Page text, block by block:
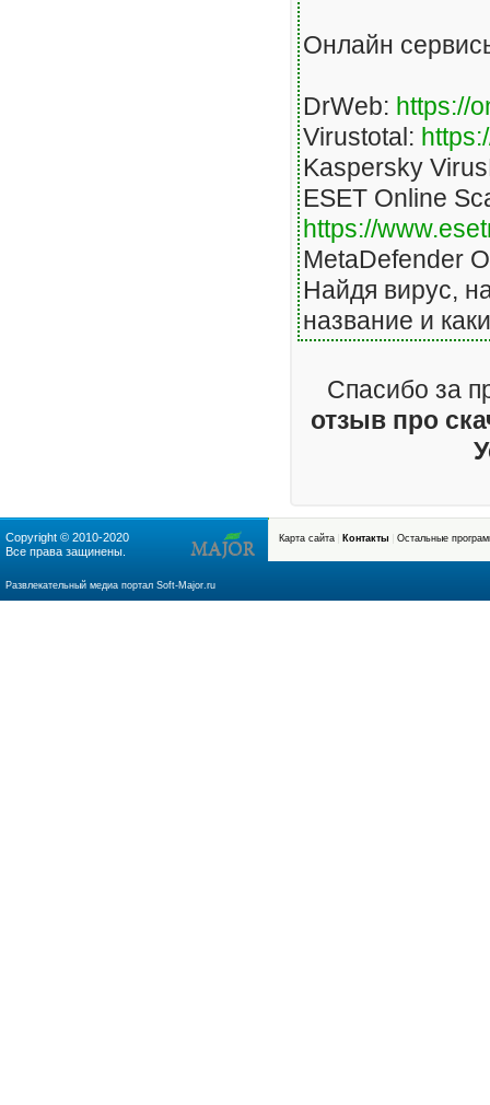
Онлайн
DrWeb: https://
Virustotal:
Kaspersky
ESET Online
https://
MetaDefender
Найдя вирус,
название и
Спасибо за
отзыв про
Copyright © 2010-2020
Все права защинены.
Развлекательный медиа портал Soft-Major.ru
Карта сайта Контакты Остальные